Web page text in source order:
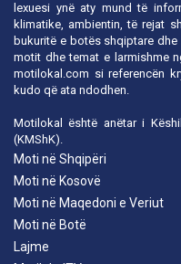
lexuesi ynë aty mund të
klimatike, ambientin, të rejat
bukuritë e botës shqiptare
motit dhe temat e larmishme
motilokal.com si referencën
kudo që ata ndodhen.
Motilokal është anëtar i
(KMShK).
Moti në Shqipëri
Moti në Kosovë
Moti në Maqedoni e Veriut
Moti në Botë
Lajme